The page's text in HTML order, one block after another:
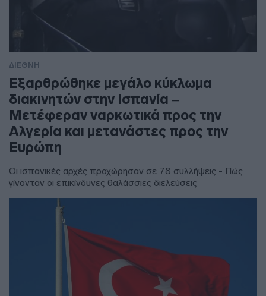
ΔΙΕΘΝΗ
Εξαρθρώθηκε μεγάλο κύκλωμα
διακινητών στην Ισπανία –
Μετέφεραν ναρκωτικά προς την
Αλγερία και μετανάστες προς την
Ευρώπη
Οι ισπανικές αρχές προχώρησαν σε 78 συλλήψεις - Πώς
γίνονταν οι επικίνδυνες θαλάσσιες διελεύσεις